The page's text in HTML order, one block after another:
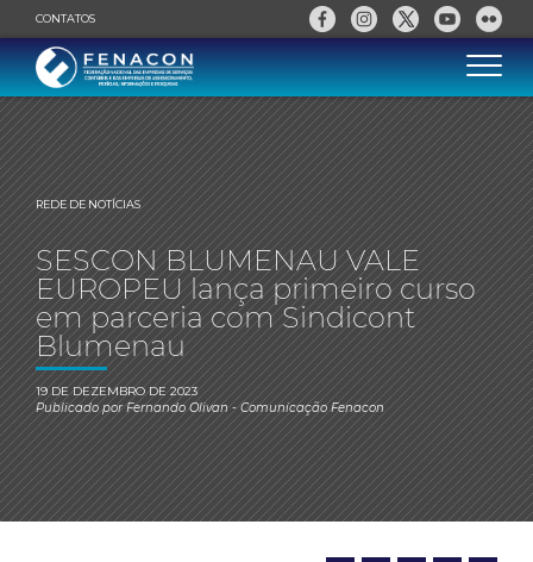
CONTATOS
REDE DE NOTÍCIAS
SESCON BLUMENAU VALE
EUROPEU lança primeiro curso
em parceria com Sindicont
Blumenau
19 DE DEZEMBRO DE 2023
Publicado porFernando Olivan- Comunicação Fenacon